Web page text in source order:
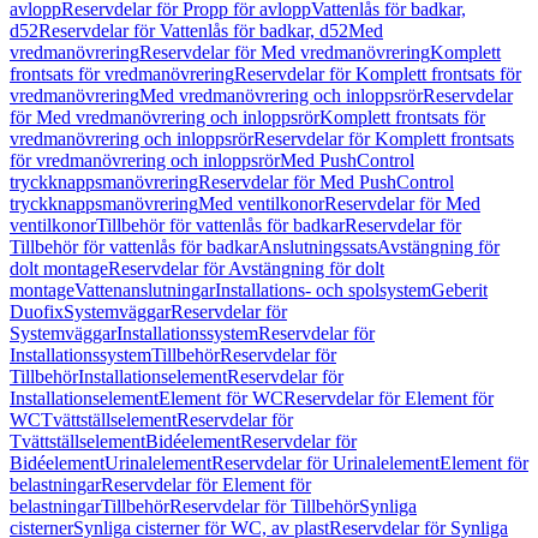
avloppReservdelar för Propp för avloppVattenlås för badkar,
d52Reservdelar för Vattenlås för badkar, d52Med
vredmanövreringReservdelar för Med vredmanövreringKomplett
frontsats för vredmanövreringReservdelar för Komplett frontsats för
vredmanövreringMed vredmanövrering och inloppsrörReservdelar
för Med vredmanövrering och inloppsrörKomplett frontsats för
vredmanövrering och inloppsrörReservdelar för Komplett frontsats
för vredmanövrering och inloppsrörMed PushControl
tryckknappsmanövreringReservdelar för Med PushControl
tryckknappsmanövreringMed ventilkonorReservdelar för Med
ventilkonorTillbehör för vattenlås för badkarReservdelar för
Tillbehör för vattenlås för badkarAnslutningssatsAvstängning för
dolt montageReservdelar för Avstängning för dolt
montageVattenanslutningarInstallations- och spolsystemGeberit
DuofixSystemväggarReservdelar för
SystemväggarInstallationssystemReservdelar för
InstallationssystemTillbehörReservdelar för
TillbehörInstallationselementReservdelar för
InstallationselementElement för WCReservdelar för Element för
WCTvättställselementReservdelar för
TvättställselementBidéelementReservdelar för
BidéelementUrinalelementReservdelar för UrinalelementElement för
belastningarReservdelar för Element för
belastningarTillbehörReservdelar för TillbehörSynliga
cisternerSynliga cisterner för WC, av plastReservdelar för Synliga